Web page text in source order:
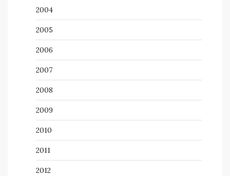
2004
2005
2006
2007
2008
2009
2010
2011
2012